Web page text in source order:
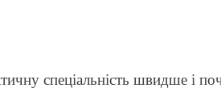
спеціальність швидше і